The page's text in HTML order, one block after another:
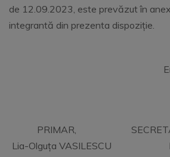
de 12.09.2023, este prevăzut în
integrantă din prezenta dispoziție.
PRIMAR, SECRETAR
Lia-Olguța VASILESCU